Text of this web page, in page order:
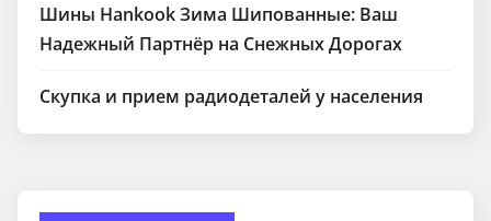
Шины Hankook Зима Шипованные: Ваш
Надежный Партнёр на Снежных Дорогах
Скупка и прием радиодеталей у населения